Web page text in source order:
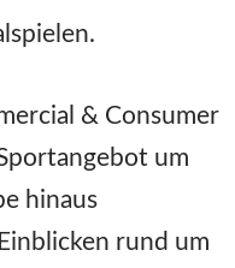
& Consumer
um
hinaus
rund um